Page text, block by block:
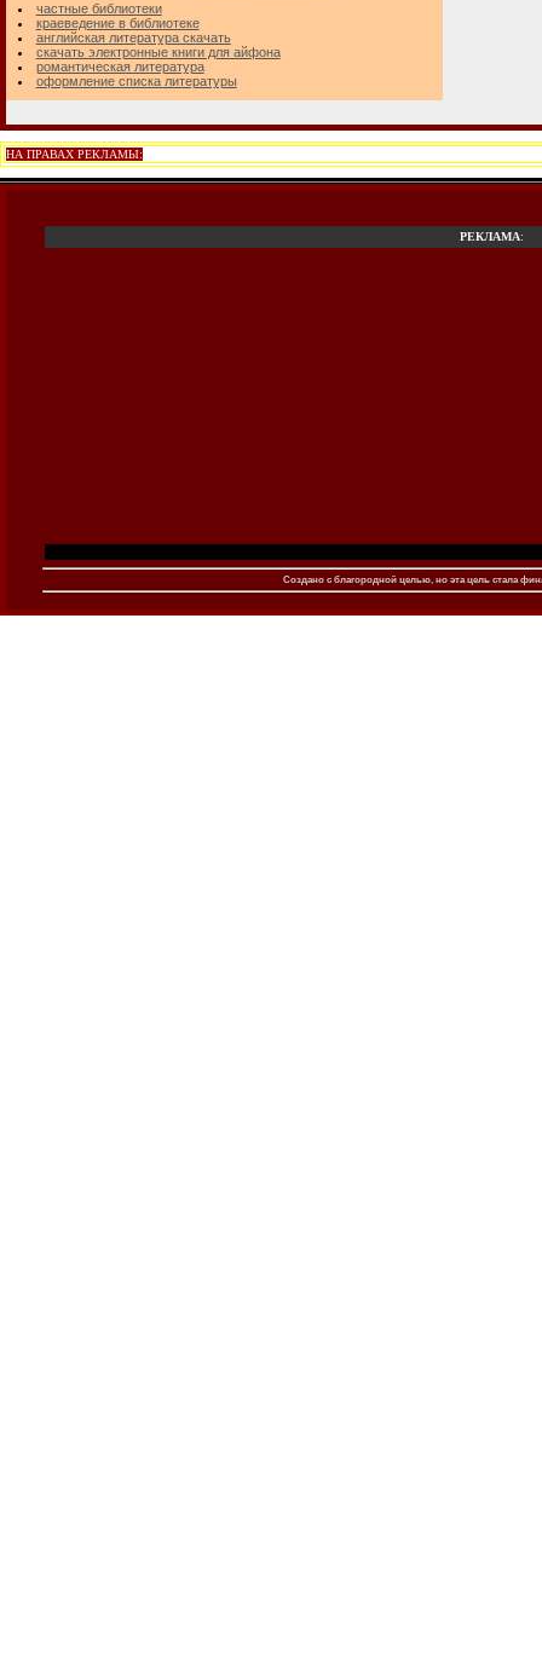
частные библиотеки
краеведение в библиотеке
английская литература скачать
скачать электронные книги для айфона
романтическая литература
оформление списка литературы
НА ПРАВАХ РЕКЛАМЫ:
РЕКЛАМА:
Создано c благородной целью, но эта цель стала